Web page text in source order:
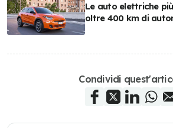
Le auto elettriche
oltre 400 km di
Condividi